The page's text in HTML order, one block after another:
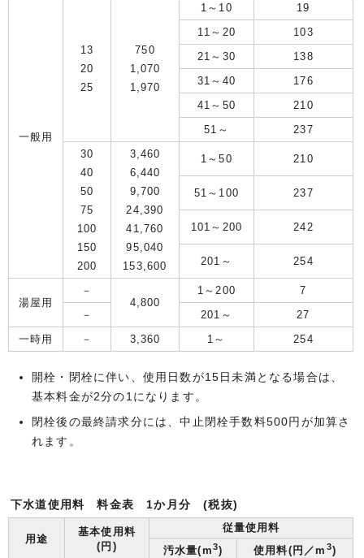
一般用
13
20
25
750
1,070
1,970
1～10
19
11～20
103
21～30
138
31～40
176
41～50
210
51～
237
30
40
50
75
100
150
200
3,460
6,440
9,700
24,390
41,760
95,040
153,600
1～50 210
51～100 237
101～200 242
201～ 254
湯屋用
－
4,800
1～200
7
－
201～
27
一時用
－ 3,360 1～ 254
開栓・閉栓に伴い、使用日数が15日未満となる場合は、
基本料金が2分の1になります。
閉栓後の最終請求分には、中止閉栓手数料500円が加算さ
れます。
下水道使用料 料金表 1か月分 (税抜)
用途
基本使用料
(円)
従量使用料
汚水量(m3) 使用料(円／m 3)